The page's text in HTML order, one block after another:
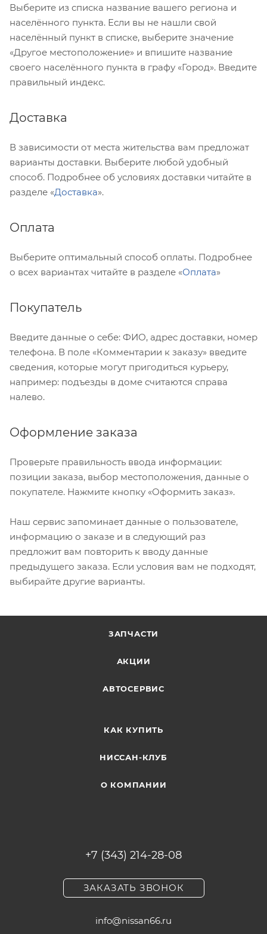
Выберите из списка название вашего региона и
населённого пункта. Если вы не нашли свой
населённый пункт в списке, выберите значение
«Другое местоположение» и впишите название
своего населённого пункта в графу «Город». Введите
правильный индекс.
Доставка
В зависимости от места жительства вам предложат
варианты доставки. Выберите любой удобный
способ. Подробнее об условиях доставки читайте в
разделе «Доставка».
Оплата
Выберите оптимальный способ оплаты. Подробнее
о всех вариантах читайте в разделе «Оплата»
Покупатель
Введите данные о себе: ФИО, адрес доставки, номер
телефона. В поле «Комментарии к заказу» введите
сведения, которые могут пригодиться курьеру,
например: подъезды в доме считаются справа
налево.
Оформление заказа
Проверьте правильность ввода информации:
позиции заказа, выбор местоположения, данные о
покупателе. Нажмите кнопку «Оформить заказ».
Наш сервис запоминает данные о пользователе,
информацию о заказе и в следующий раз
предложит вам повторить к вводу данные
предыдущего заказа. Если условия вам не подходят,
выбирайте другие варианты.
ЗАПЧАСТИ
АКЦИИ
АВТОСЕРВИС
КАК КУПИТЬ
НИССАН-КЛУБ
О КОМПАНИИ
+7 (343) 214-28-08
ЗАКАЗАТЬ ЗВОНОК
info@nissan66.ru